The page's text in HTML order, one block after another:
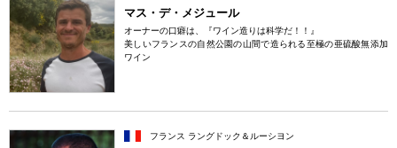
マス・デ・メジュール
オーナーの口癖は、『ワイン造りは科学だ！！』
美しいフランスの自然公園の山間で造られる至極の亜硫酸無添加
ワイン
フランス ラングドック＆ルーシヨン